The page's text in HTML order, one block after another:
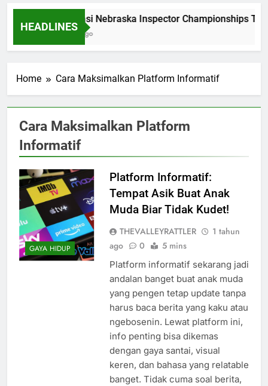
HEADLINES
Dominasi Nebraska Inspector Championships
2 Bulan Ago
Home Cara Maksimalkan Platform Informatif
Cara Maksimalkan Platform
Informatif
GAYA HIDUP
Platform Informatif:
Tempat Asik Buat Anak
Muda Biar Tidak Kudet!
THEVALLEYRATTLER
1 tahun
ago
0 5 mins
Platform informatif sekarang jadi
andalan banget buat anak muda
yang pengen tetap update tanpa
harus baca berita yang kaku atau
ngebosenin. Lewat platform ini,
info penting bisa dikemas
dengan gaya santai, visual
keren, dan bahasa yang relatable
banget. Tidak cuma soal berita,